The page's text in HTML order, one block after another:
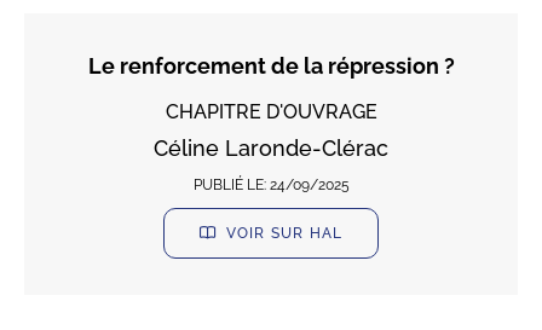
Le renforcement de la répression ?
CHAPITRE D'OUVRAGE
Céline Laronde-Clérac
PUBLIÉ LE: 24/09/2025
VOIR SUR HAL